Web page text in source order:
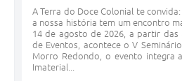
A Terra do Doce Colonial te
a nossa história tem um encontro
14 de agosto de 2026, a partir das
de Eventos, acontece o V
Morro Redondo, o evento integra
Imaterial...